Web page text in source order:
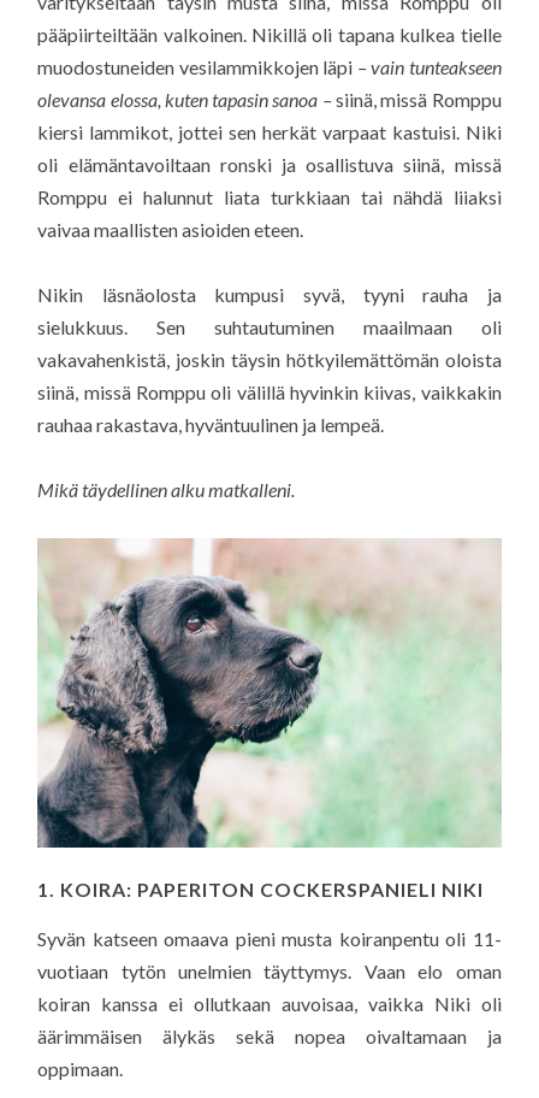
pääpiirteiltään valkoinen. Nikillä oli tapana kulkea tielle
muodostuneiden vesilammikkojen läpi – vain tunteakseen
olevansa elossa, kuten tapasin sanoa –siinä, missä Romppu
kiersi lammikot, jottei sen herkät varpaat kastuisi. Niki
oli elämäntavoiltaan ronski ja osallistuva siinä, missä
Romppu ei halunnut liata turkkiaan tai nähdä liiaksi
vaivaa maallisten asioiden eteen.
Nikin läsnäolosta kumpusi syvä, tyyni rauha ja
sielukkuus. Sen suhtautuminen maailmaan oli
vakavahenkistä, joskin täysin hötkyilemättömän oloista
siinä, missä Romppu oli välillä hyvinkin kiivas, vaikkakin
rauhaa rakastava, hyväntuulinen ja lempeä.
Mikä täydellinen alku matkalleni.
1. KOIRA: PAPERITON COCKERSPANIELI NIKI
Syvän katseen omaava pieni musta koiranpentu oli 11-
vuotiaan tytön unelmien täyttymys. Vaan elo oman
koiran kanssa ei ollutkaan auvoisaa, vaikka Niki oli
äärimmäisen älykäs sekä nopea oivaltamaan ja
oppimaan.